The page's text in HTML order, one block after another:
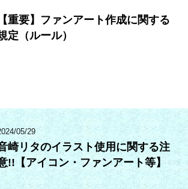
【重要】ファンアート作成に関する
定（ルール）
05/29
崎リタのイラスト使用に関する注
!!【アイコン・ファンアート等】